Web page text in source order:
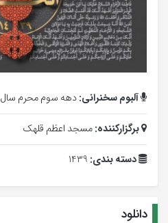
آلبوم سخنرانی:دهه سوم محرم سال 1439 (1396 شمسی)
برگزارکننده:مسجد اعظم قلهک
دسته بندی: 1439
دانلود